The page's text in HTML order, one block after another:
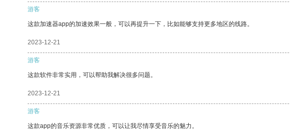
游客
这款加速器app的加速效果一般，可以再提升一下，比如能够支持更多地区的线路。
2023-12-21
游客
这款软件非常实用，可以帮助我解决很多问题。
2023-12-21
游客
这款app的音乐资源非常优质，可以让我尽情享受音乐的魅力。